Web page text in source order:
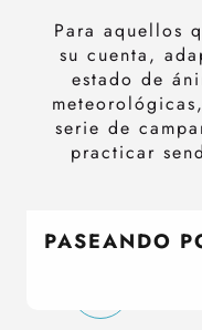
Para aquellos
su cuenta,
estado de
serie de
practicar
PASEANDO